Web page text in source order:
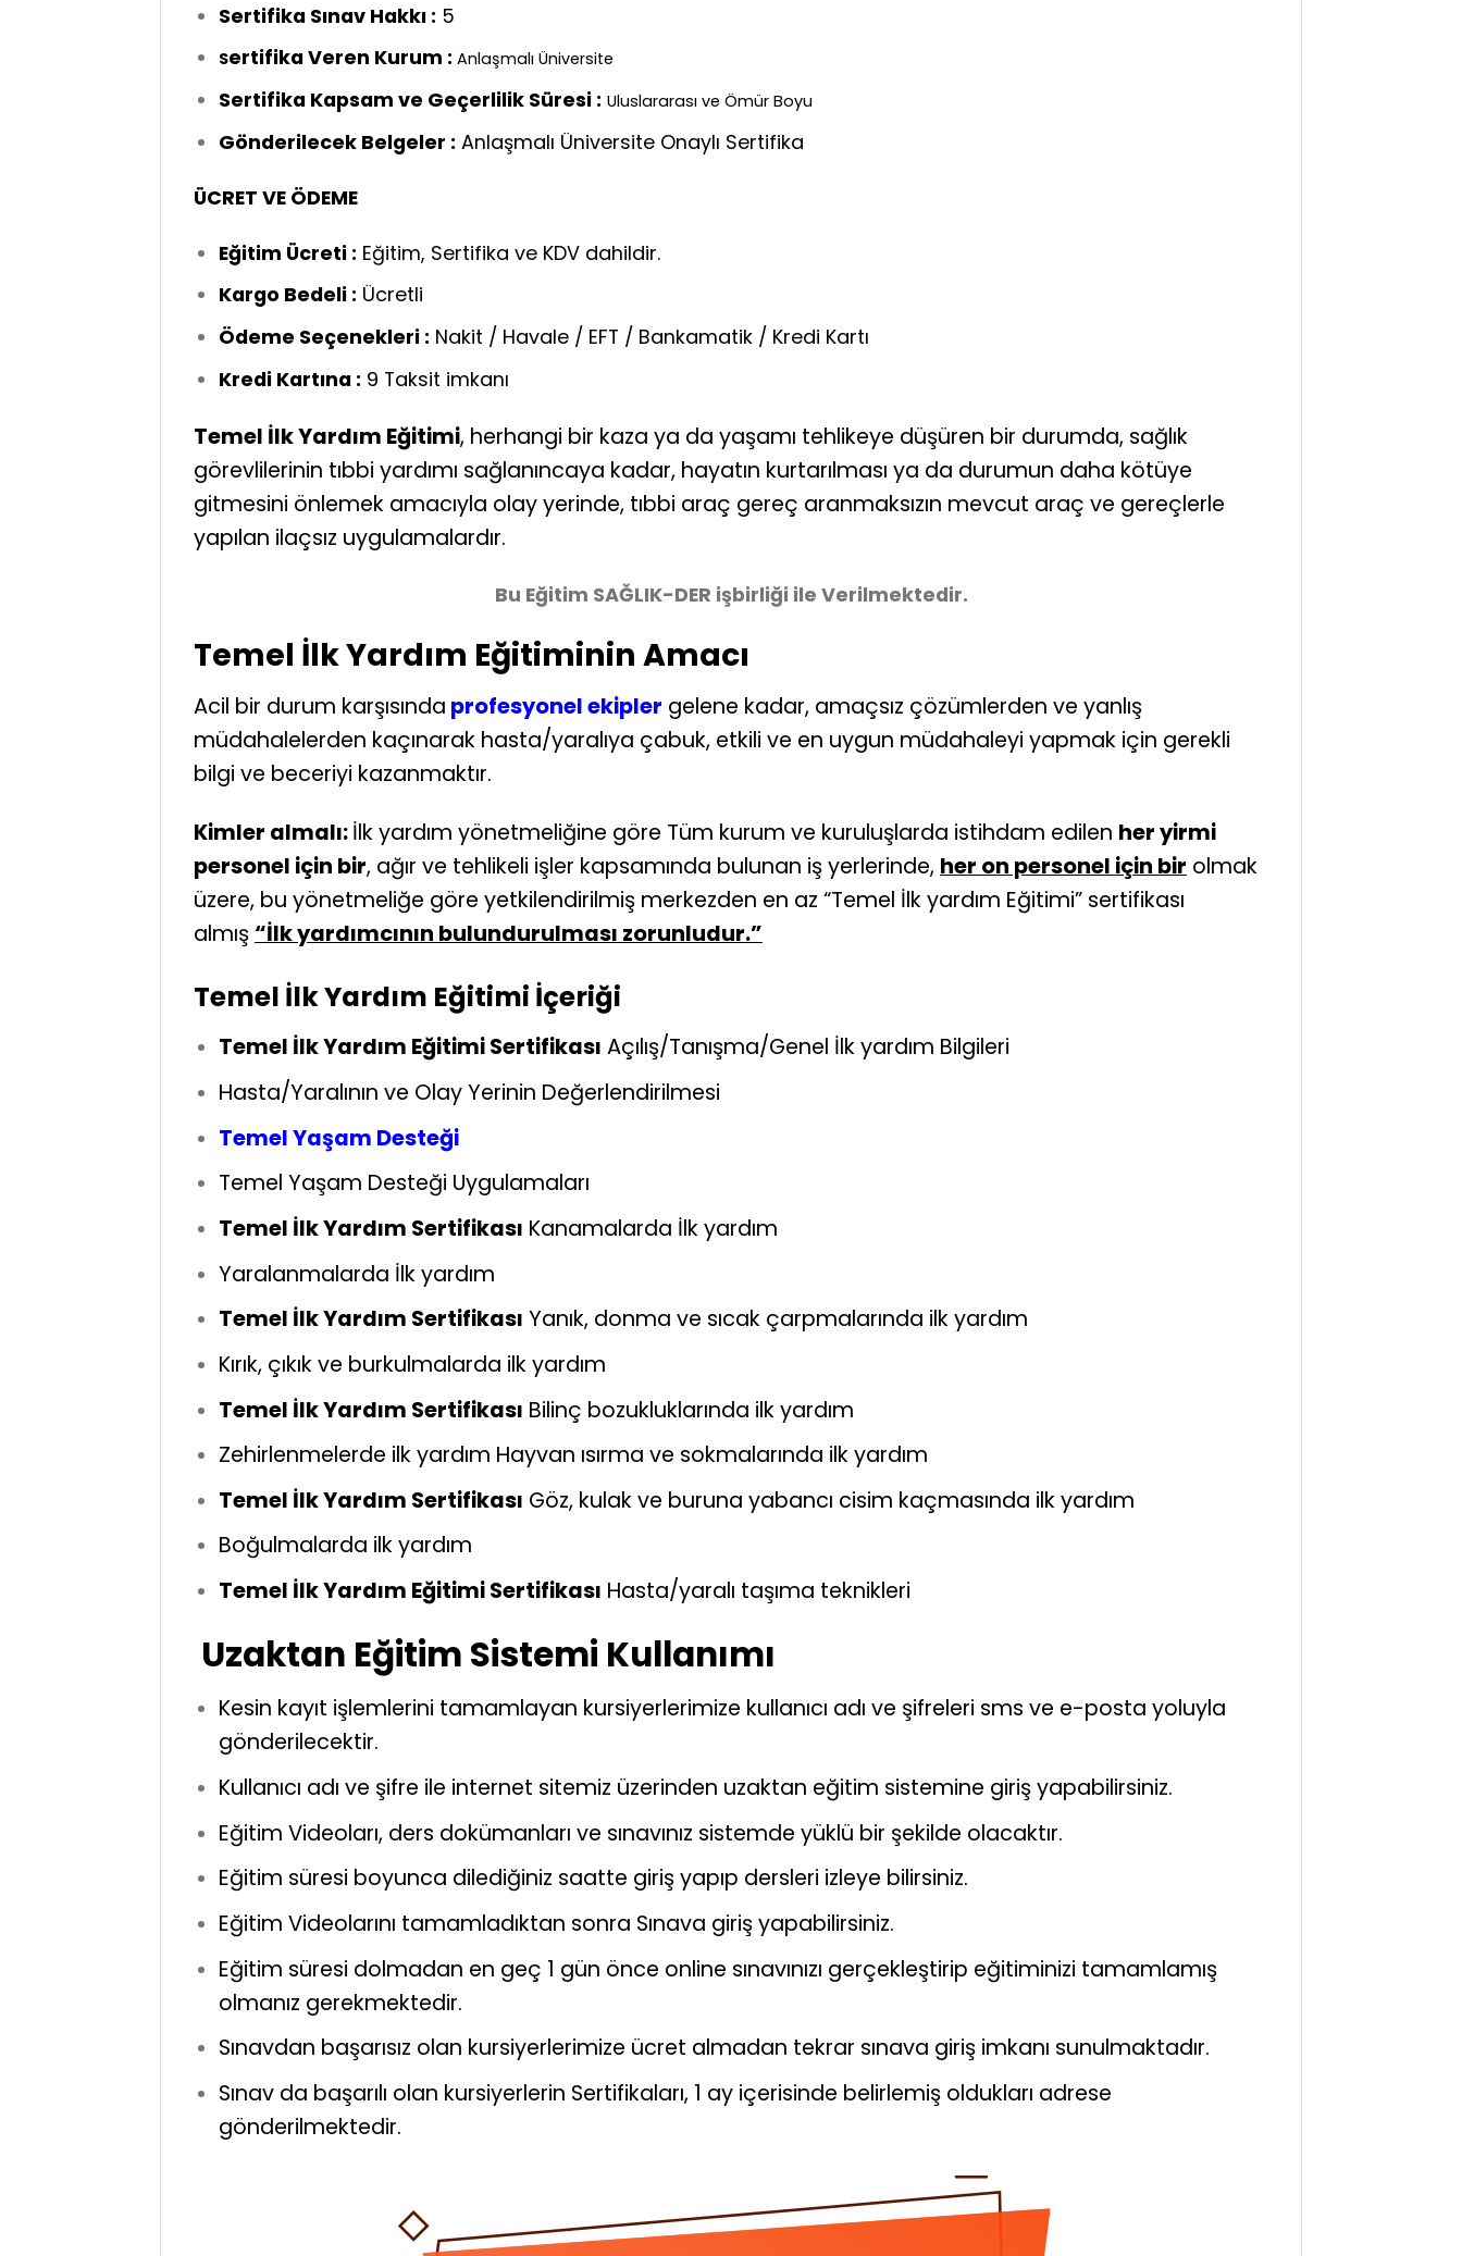
Sertifika Sınav Hakkı : 5
Sertifika Veren Kurum : Anlaşmalı Üniversite
Sertifika Kapsam ve Geçerlilik Süresi : Uluslararası ve Ömür Boyu
Gönderilecek Belgeler : Anlaşmalı Üniversite Onaylı Sertifika
ÜCRET VE ÖDEME
Eğitim Ücreti : Eğitim, Sertifika ve KDV dahildir.
Kargo Bedeli : Ücretli
Ödeme Seçenekleri : Nakit / Havale / EFT / Bankamatik / Kredi Kartı
Kredi Kartına : 9 Taksit imkanı
Temel İlk Yardım Eğitimi, herhangi bir kaza ya da yaşamı tehlikeye düşüren bir durumda, sağlık
görevlilerinin tıbbi yardımı sağlanıncaya kadar, hayatın kurtarılması ya da durumun daha kötüye
gitmesini önlemek amacıyla olay yerinde, tıbbi araç gereç aranmaksızın mevcut araç ve gereçlerle
yapılan ilaçsız uygulamalardır.
Bu Eğitim SAĞLIK-DER işbirliği ile Verilmektedir.
Temel İlk Yardım Eğitiminin Amacı
Acil bir durum karşısında profesyonel ekipler gelene kadar, amaçsız çözümlerden ve yanlış
müdahalelerden kaçınarak hasta/yaralıya çabuk, etkili ve en uygun müdahaleyi yapmak için gerekli
bilgi ve beceriyi kazanmaktır.
Kimler almalı:İlk yardım yönetmeliğine göre Tüm kurum ve kuruluşlarda istihdam edilen her yirmi
personel için bir, ağır ve tehlikeli işler kapsamında bulunan iş yerlerinde, her on personel için bir olmak
üzere, bu yönetmeliğe göre yetkilendirilmiş merkezden en az “Temel İlk yardım Eğitimi” sertifikası
almış “İlk yardımcının bulundurulması zorunludur.”
Temel İlk Yardım Eğitimi İçeriği
Temel İlk Yardım Eğitimi Sertifikası Açılış/Tanışma/Genel İlk yardım Bilgileri
Hasta/Yaralının ve Olay Yerinin Değerlendirilmesi
Temel Yaşam Desteği
Temel Yaşam Desteği Uygulamaları
Temel İlk Yardım Sertifikası Kanamalarda İlk yardım
Yaralanmalarda İlk yardım
Temel İlk Yardım Sertifikası Yanık, donma ve sıcak çarpmalarında ilk yardım
Kırık, çıkık ve burkulmalarda ilk yardım
Temel İlk Yardım Sertifikası Bilinç bozukluklarında ilk yardım
Zehirlenmelerde ilk yardım Hayvan ısırma ve sokmalarında ilk yardım
Temel İlk Yardım Sertifikası Göz, kulak ve buruna yabancı cisim kaçmasında ilk yardım
Boğulmalarda ilk yardım
Temel İlk Yardım Eğitimi Sertifikası Hasta/yaralı taşıma teknikleri
Uzaktan Eğitim Sistemi Kullanımı
Kesin kayıt işlemlerini tamamlayan kursiyerlerimize kullanıcı adı ve şifreleri sms ve e-posta yoluyla
gönderilecektir.
Kullanıcı adı ve şifre ile internet sitemiz üzerinden uzaktan eğitim sistemine giriş yapabilirsiniz.
Eğitim Videoları, ders dokümanları ve sınavınız sistemde yüklü bir şekilde olacaktır.
Eğitim süresi boyunca dilediğiniz saatte giriş yapıp dersleri izleye bilirsiniz.
Eğitim Videolarını tamamladıktan sonra Sınava giriş yapabilirsiniz.
Eğitim süresi dolmadan en geç 1 gün önce online sınavınızı gerçekleştirip eğitiminizi tamamlamış
olmanız gerekmektedir.
Sınavdan başarısız olan kursiyerlerimize ücret almadan tekrar sınava giriş imkanı sunulmaktadır.
Sınav da başarılı olan kursiyerlerin Sertifikaları, 1 ay içerisinde belirlemiş oldukları adrese
gönderilmektedir.